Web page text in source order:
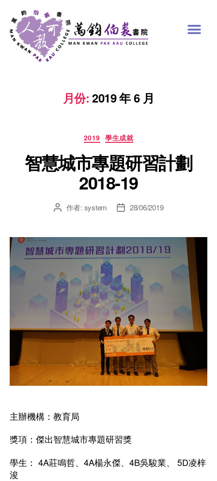
月份: 2019 年 6 月
2019 學生成就
智慧城市專題研習計劃
2018-19
作者: system 28/06/2019
主辦機構：教育局
獎項：傑出智慧城市專題研習獎
學生： 4A莊鳴哲、4A楊永傑、4B吳駿業、 5D凌梓
浚